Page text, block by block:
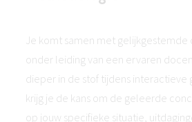
Je komt samen met gelijkgestemde
onder leiding van een ervaren
dieper in de stof tijdens interactieve
krijg je de kans om de geleerde
op jouw specifieke situatie,